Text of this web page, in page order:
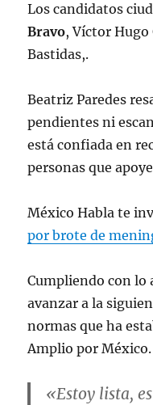
Los candidatos
Bravo, Víctor Hugo
Bastidas,.
Beatriz Paredes
pendientes ni
está confiada en
personas que
México Habla te
por brote de
Cumpliendo con
avanzar a la
normas que ha
Amplio por México.
«Estoy lista,